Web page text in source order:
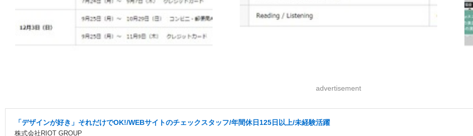
advertisement
「デザインが好き」それだけでOK!/WEBサイトのチェックスタッフ/年間休日125日以上/未経験活躍
株式会社RIOT GROUP